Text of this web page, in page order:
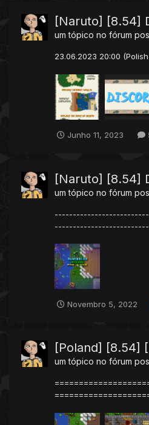
[Naruto] [8.54]
um tópico no fórum
23.06.2023 20:00
Junho 11, 2023
[Naruto] [8.54]
um tópico no fórum
Novembro 5, 2022
[Poland] [8.54]
um tópico no fórum